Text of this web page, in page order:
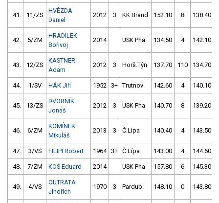
41. 11/ZS
HVĚZDA
Daniel
2012 3 KK Brand 152.10 8 138.40
42. 5/ZM
HRADILEK
Bořivoj
2014 USK Pha 134.50 4 142.10
43. 12/ZS
KASTNER
Adam
2012 3 Horš.Týn 137.70 110 134.70
44. 1/SV HÁK Jiří 1952 3+ Trutnov 142.60 4 140.10
45. 13/ZS
DVORNÍK
Jonáš
2012 3 USK Pha 140.70 8 139.20
46. 6/ZM
KOMÍNEK
Mikuláš
2013 3 Č.Lípa 140.40 4 143.50
47. 3/VS FILIPI Robert 1964 3+ Č.Lípa 143.00 4 144.60
48. 7/ZM KOS Eduard 2014 USK Pha 157.80 6 145.30
49. 4/VS
OUTRATA
Jindřich
1970 3 Pardub. 148.10 0 143.80